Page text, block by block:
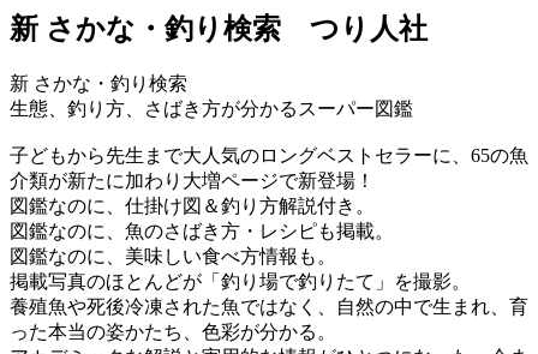
新 さかな・釣り検索 つり人社
新 さかな・釣り検索
生態、釣り方、さばき方が分かるスーパー図鑑
子どもから先生まで大人気のロングベストセラーに、65の魚
介類が新たに加わり大増ページで新登場！
図鑑なのに、仕掛け図＆釣り方解説付き。
図鑑なのに、魚のさばき方・レシピも掲載。
図鑑なのに、美味しい食べ方情報も。
掲載写真のほとんどが「釣り場で釣りたて」を撮影。
養殖魚や死後冷凍された魚ではなく、自然の中で生まれ、育
った本当の姿かたち、色彩が分かる。